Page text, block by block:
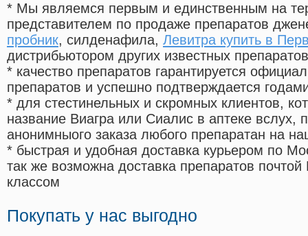
* Мы являемся первым и единственным на
представителем по продаже препаратов
пробник, силденафила, Левитра купить в
дистрибьютором других известных препаратов
* качество препаратов гарантируется
препаратов и успешно подтверждается
* для стестинельных и скромных клиентов,
название Виагра или Сиалис в аптеке вслух,
анонимныого заказа любого препаратан на
* быстрая и удобная доставка курьером по
так же возможна доставка препаратов
классом
Покупать у нас выгодно